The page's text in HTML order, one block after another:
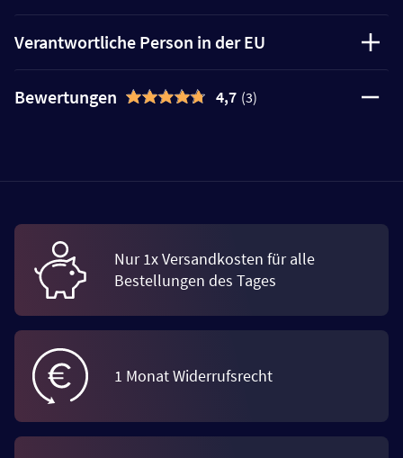
Verantwortliche Person in der EU
Bewertungen 4,7 (3)
Nur 1x Versandkosten für alle
Bestellungen des Tages
1 Monat Widerrufsrecht